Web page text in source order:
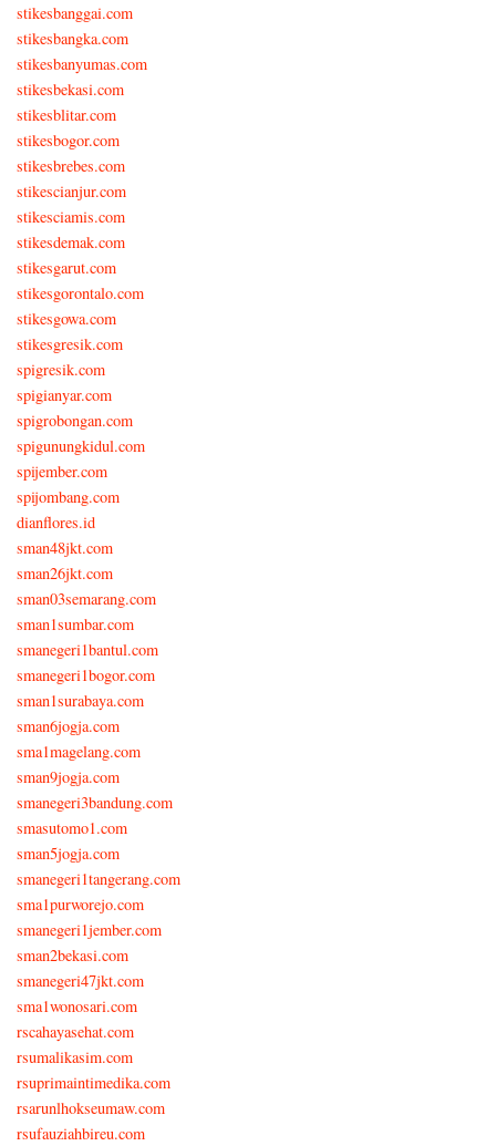
stikesbanggai.com
stikesbangka.com
stikesbanyumas.com
stikesbekasi.com
stikesblitar.com
stikesbogor.com
stikesbrebes.com
stikescianjur.com
stikesciamis.com
stikesdemak.com
stikesgarut.com
stikesgorontalo.com
stikesgowa.com
stikesgresik.com
spigresik.com
spigianyar.com
spigrobongan.com
spigunungkidul.com
spijember.com
spijombang.com
dianflores.id
sman48jkt.com
sman26jkt.com
sman03semarang.com
sman1sumbar.com
smanegeri1bantul.com
smanegeri1bogor.com
sman1surabaya.com
sman6jogja.com
sma1magelang.com
sman9jogja.com
smanegeri3bandung.com
smasutomo1.com
sman5jogja.com
smanegeri1tangerang.com
sma1purworejo.com
smanegeri1jember.com
sman2bekasi.com
smanegeri47jkt.com
sma1wonosari.com
rscahayasehat.com
rsumalikasim.com
rsuprimaintimedika.com
rsarunlhokseumaw.com
rsufauziahbireu.com